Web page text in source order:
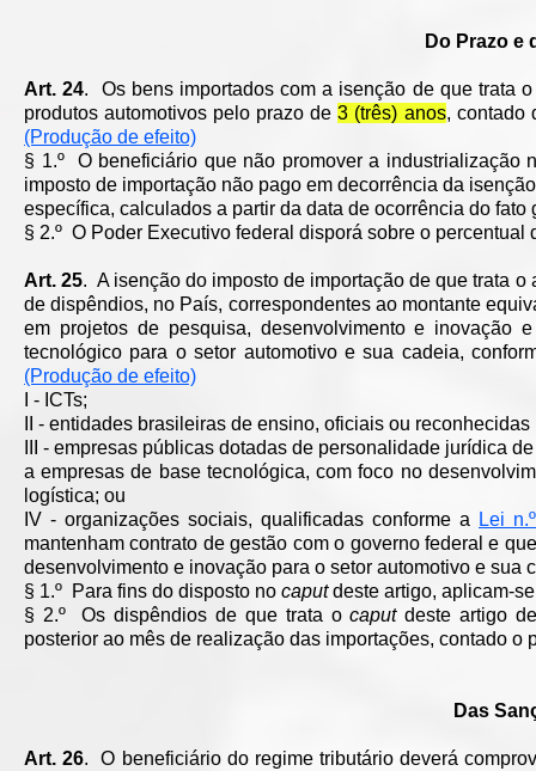
Do Prazo e
Art. 24. Os bens importados com a isenção de que trata
produtos automotivos pelo prazo de3 (três) anos,
(Produção de efeito)
§ 1.º O beneficiário que não promover a industrialização
imposto de importação não pago em decorrência da
específica, calculados a partir da data de ocorrência do fato
§ 2.º O Poder Executivo federal disporá sobre o
Art. 25. A isenção do imposto de importação de que trata
de dispêndios, no País, correspondentes ao montante
em projetos de pesquisa, desenvolvimento e inovação
tecnológico para o setor automotivo e sua cadeia,
(Produção de efeito)
I - ICTs;
II - entidades brasileiras de ensino, oficiais ou
III - empresas públicas dotadas de personalidade jurídica
a empresas de base tecnológica, com foco no
logística; ou
IV - organizações sociais, qualificadas conforme a
Lei
mantenham contrato de gestão com o governo federal e
desenvolvimento e inovação para o setor automotivo e sua
§ 1.º Para fins do disposto no caputdeste artigo, aplicam-se
§ 2.º Os dispêndios de que trata ocaputdeste artigo
posterior ao mês de realização das importações, contado
Das
Art. 26. O beneficiário do regime tributário deverá